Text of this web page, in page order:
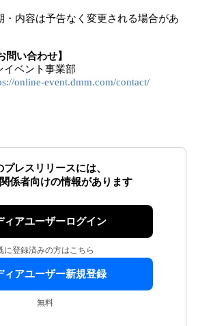
内容は予告なく変更される場合があ
問い合わせ】
イベント事業部
online-event.dmm.com/contact/
プレスリリースには、
係者向けの情報があります
ィアユーザーログイン
に登録済みの方はこちら
ィアユーザー新規登録
無料